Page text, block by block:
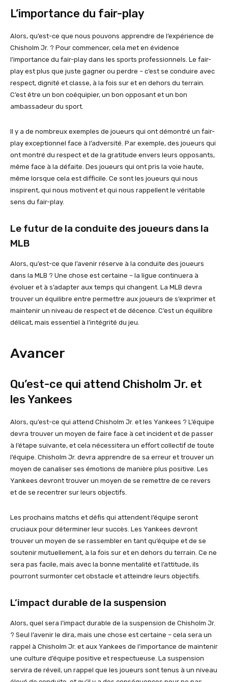
L’importance du fair-play
Alors, qu’est-ce que nous pouvons apprendre de l’expérience de
Chisholm Jr. ? Pour commencer, cela met en évidence
l’importance du fair-play dans les sports professionnels. Le fair-
play est plus que juste gagner ou perdre – c’est se conduire avec
respect, dignité et classe, à la fois sur et en dehors du terrain.
C’est être un bon coéquipier, un bon opposant et un bon
ambassadeur du sport.
Il y a de nombreux exemples de joueurs qui ont démontré un fair-
play exceptionnel face à l’adversité. Par exemple, des joueurs qui
ont montré du respect et de la gratitude envers leurs opposants,
même face à la défaite. Des joueurs qui ont pris la voie haute,
même lorsque cela est difficile. Ce sont les joueurs qui nous
inspirent, qui nous motivent et qui nous rappellent le véritable
sens du fair-play.
Le futur de la conduite des joueurs dans la
MLB
Alors, qu’est-ce que l’avenir réserve à la conduite des joueurs
dans la MLB ? Une chose est certaine – la ligue continuera à
évoluer et à s’adapter aux temps qui changent. La MLB devra
trouver un équilibre entre permettre aux joueurs de s’exprimer et
maintenir un niveau de respect et de décence. C’est un équilibre
délicat, mais essentiel à l’intégrité du jeu.
Avancer
Qu’est-ce qui attend Chisholm Jr. et
les Yankees
Alors, qu’est-ce qui attend Chisholm Jr. et les Yankees ? L’équipe
devra trouver un moyen de faire face à cet incident et de passer
à l’étape suivante, et cela nécessitera un effort collectif de toute
l’équipe. Chisholm Jr. devra apprendre de sa erreur et trouver un
moyen de canaliser ses émotions de manière plus positive. Les
Yankees devront trouver un moyen de se remettre de ce revers
et de se recentrer sur leurs objectifs.
Les prochains matchs et défis qui attendent l’équipe seront
cruciaux pour déterminer leur succès. Les Yankees devront
trouver un moyen de se rassembler en tant qu’équipe et de se
soutenir mutuellement, à la fois sur et en dehors du terrain. Ce ne
sera pas facile, mais avec la bonne mentalité et l’attitude, ils
pourront surmonter cet obstacle et atteindre leurs objectifs.
L’impact durable de la suspension
Alors, quel sera l’impact durable de la suspension de Chisholm Jr.
? Seul l’avenir le dira, mais une chose est certaine – cela sera un
rappel à Chisholm Jr. et aux Yankees de l’importance de maintenir
une culture d’équipe positive et respectueuse. La suspension
servira de réveil, un rappel que les joueurs sont tenus à un niveau